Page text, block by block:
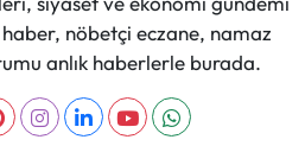
haber, nöbetçi eczane, namaz
anlık haberlerle burada.